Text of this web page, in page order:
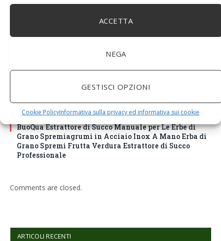
ACCETTA
NEGA
GESTISCI OPZIONI
Cookie PolicyInformativa sulla privacy ed informativa sui cookie
BuoQua Estrattore di Succo Manuale per Le Erbe di
Grano Spremiagrumi in Acciaio Inox A Mano Erba di
Grano Spremi Frutta Verdura Estrattore di Succo
Professionale
Comments are closed.
ARTICOLI RECENTI